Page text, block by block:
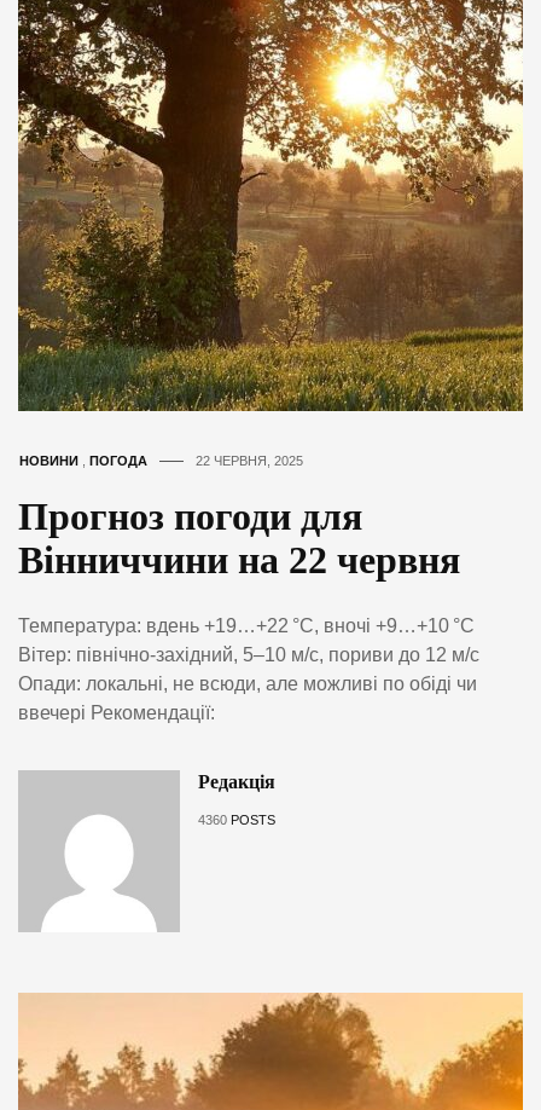
НОВИНИ ПОГОДА 22 ЧЕРВНЯ, 2025
Прогноз погоди для
Вінниччини на 22 червня
Температура: вдень +19…+22 °C, вночі +9…+10 °C
Вітер: північно-західний, 5–10 м/с, пориви до 12 м/с
Опади: локальні, не всюди, але можливі по обіді чи
ввечері Рекомендації:
Редакція
4360 POSTS